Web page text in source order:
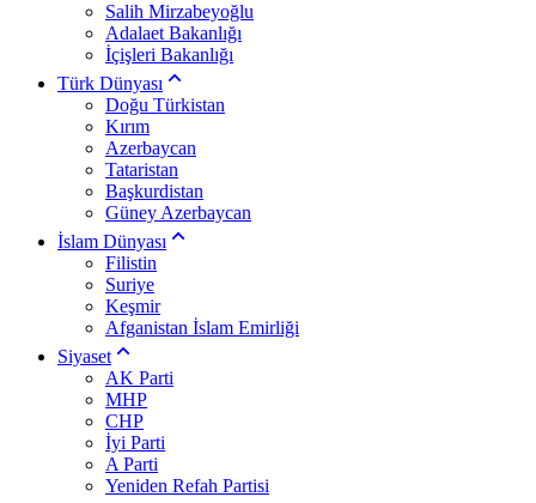
Salih Mirzabeyoğlu
Adalaet Bakanlığı
İçişleri Bakanlığı
Türk Dünyası
Doğu Türkistan
Kırım
Azerbaycan
Tataristan
Başkurdistan
Güney Azerbaycan
İslam Dünyası
Filistin
Suriye
Keşmir
Afganistan İslam Emirliği
Siyaset
AK Parti
MHP
CHP
İyi Parti
A Parti
Yeniden Refah Partisi